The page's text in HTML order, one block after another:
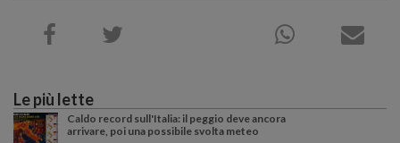
Le più lette
Caldo record sull'Italia: il peggio deve ancora
arrivare, poi una possibile svolta meteo